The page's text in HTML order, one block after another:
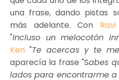
una frase, dando pistas
más adelante. Con Ravi
"Incluso un melocotón
Ken "Te acercas y te
aparecía la frase "Sabes
lados para encontrarme